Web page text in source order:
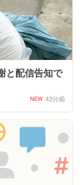
と配信告知で
NEW 43分前